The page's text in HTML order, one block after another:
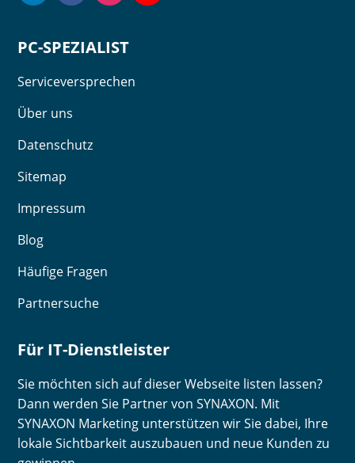
PC-SPEZIALIST
Serviceversprechen
Über uns
Datenschutz
Sitemap
Impressum
Blog
Häufige Fragen
Partnersuche
Für IT-Dienstleister
Sie möchten sich auf dieser Webseite listen lassen?
Dann werden Sie Partner von SYNAXON. Mit
SYNAXON Marketing unterstützen wir Sie dabei, Ihre
lokale Sichtbarkeit auszubauen und neue Kunden zu